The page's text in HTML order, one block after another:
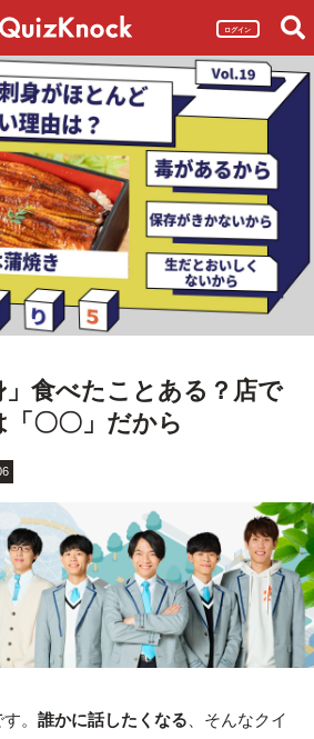
ログイン
」食べたことある？店で
〇〇」だから
。 誰かに話したくなる 、そんなクイ